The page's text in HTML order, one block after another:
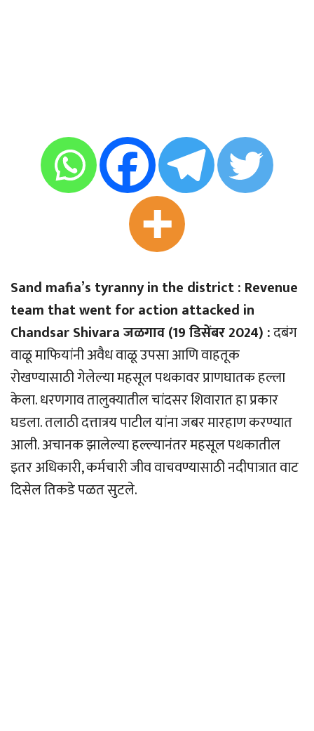
Sand mafia’s tyranny in the district : Revenue
team that went for action attacked in
Chandsar Shivara जळगाव (19 डिसेंबर 2024) :दबंग
वाळू माफियांनी अवैध वाळू उपसा आणि वाहतूक
रोखण्यासाठी गेलेल्या महसूल पथकावर प्राणघातक हल्ला
केला. धरणगाव तालुक्यातील चांदसर शिवारात हा प्रकार
घडला. तलाठी दत्तात्रय पाटील यांना जबर मारहाण करण्यात
आली. अचानक झालेल्या हल्ल्यानंतर महसूल पथकातील
इतर अधिकारी, कर्मचारी जीव वाचवण्यासाठी नदीपात्रात वाट
दिसेल तिकडे पळत सुटले.